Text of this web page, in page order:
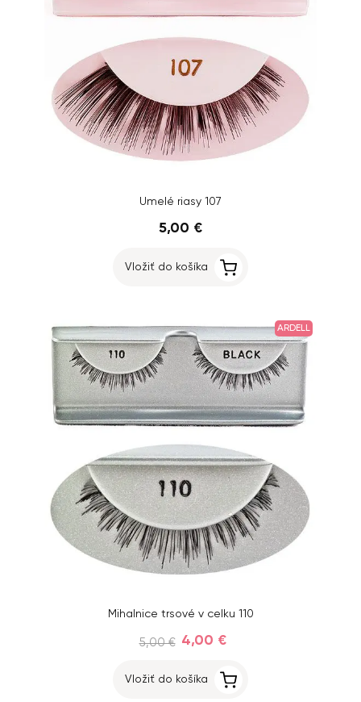
Umelé riasy 107
5,00 €
Vložiť do košíka
ARDELL
Mihalnice trsové v celku 110
5,00 € 4,00 €
Vložiť do košíka